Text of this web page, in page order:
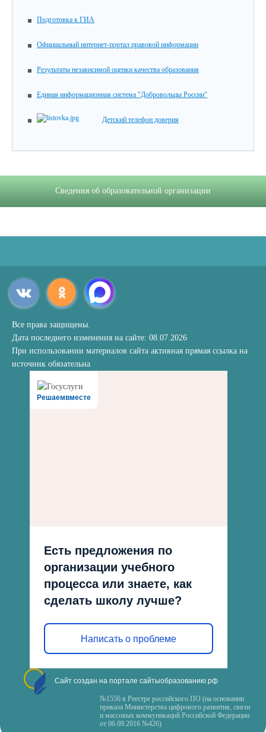
Подготовка к ГИА
Официальный интернет-портал правовой информации
Результаты независимой оценки качества образования
Единая информационная система "Добровольцы России"
Детский телефон доверия
Сведения об образовательной организации
Все права защищены.
Дата последнего изменения на сайте: 08.07.2026
При использовании материалов сайта активная прямая ссылка на
источник обязательна
Решаемвместе
Есть предложения по
организации учебного
процесса или знаете, как
сделать школу лучше?
Написать о проблеме
Сайт создан на портале сайтыобразованию.рф
№1556 в Реестре российского ПО (на основании
приказа Министерства цифрового развития, связи
и массовых коммуникаций Российской Федерации
от 06.09.2016 №426)